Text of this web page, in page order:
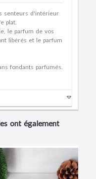
senteurs d'intérieur
plat.
le parfum de vos
libérés et le parfum
fondants parfumés.
ont également